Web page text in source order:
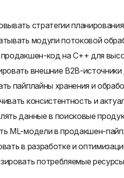
стратегии
модули потоковой
код на C++ для
внешние B2B-
пайплайны хранения и
консистентность и
данные в поисковые
ML-модели в продакшен-
в разработке и
потребляемые